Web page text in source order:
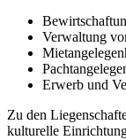
Verwaltung
Erwerb und
Zu den
kulturelle